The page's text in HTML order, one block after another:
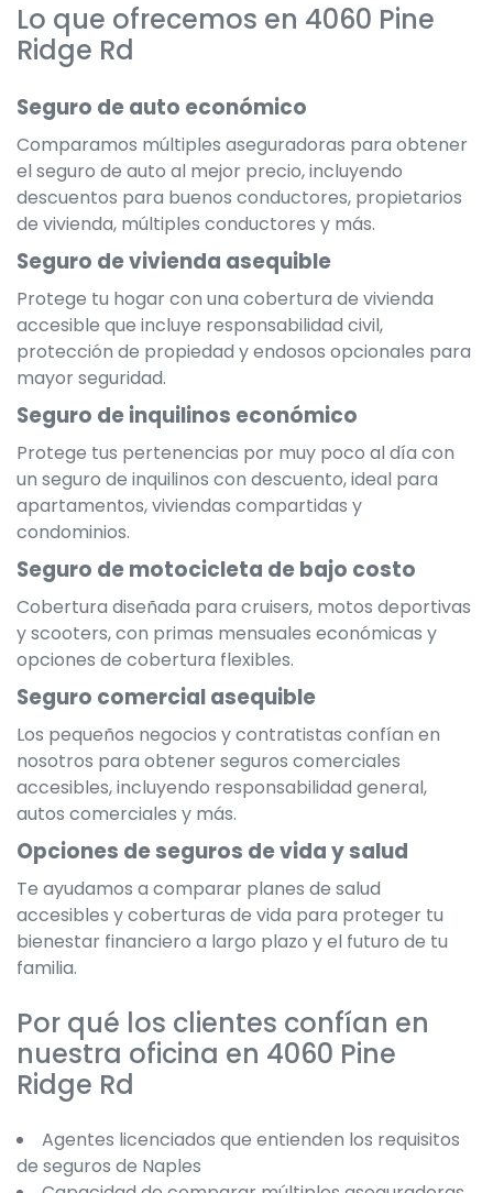
servir mejor a la comunidad local y ofrecer una
experiencia clara y cómoda en el idioma que
prefieras.
Lo que ofrecemos en 4060 Pine
Ridge Rd
Seguro de auto económico
Comparamos múltiples aseguradoras para obtener
el seguro de auto al mejor precio, incluyendo
descuentos para buenos conductores, propietarios
de vivienda, múltiples conductores y más.
Seguro de vivienda asequible
Protege tu hogar con una cobertura de vivienda
accesible que incluye responsabilidad civil,
protección de propiedad y endosos opcionales para
mayor seguridad.
Seguro de inquilinos económico
Protege tus pertenencias por muy poco al día con
un seguro de inquilinos con descuento, ideal para
apartamentos, viviendas compartidas y
condominios.
Seguro de motocicleta de bajo costo
Cobertura diseñada para cruisers, motos deportivas
y scooters, con primas mensuales económicas y
opciones de cobertura flexibles.
Seguro comercial asequible
Los pequeños negocios y contratistas confían en
nosotros para obtener seguros comerciales
accesibles, incluyendo responsabilidad general,
autos comerciales y más.
Opciones de seguros de vida y salud
Te ayudamos a comparar planes de salud
accesibles y coberturas de vida para proteger tu
bienestar financiero a largo plazo y el futuro de tu
familia.
Por qué los clientes confían en
nuestra oficina en 4060 Pine
Ridge Rd
Agentes licenciados que entienden los requisitos
de seguros de Naples